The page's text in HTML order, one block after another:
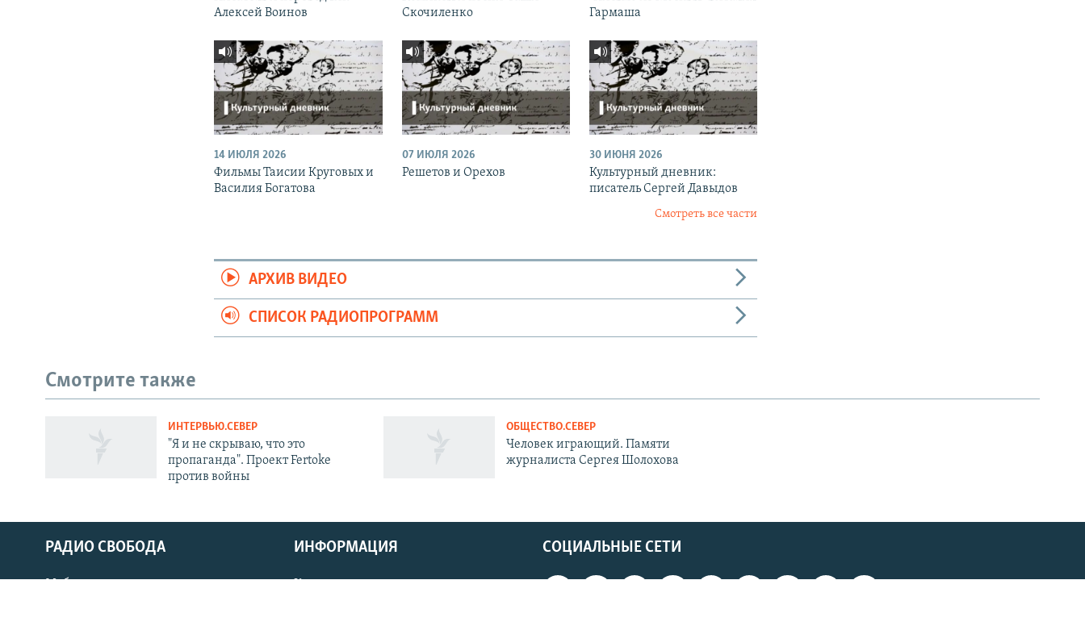
Все сайты РСЕ/РС
Алексей Воинов
Скочиленко
Гармаша
14 ИЮЛЯ 2026
Фильмы Таисии Круговых и
Василия Богатова
07 ИЮЛЯ 2026
Решетов и Орехов
30 ИЮНЯ 2026
Культурный дневник:
писатель Сергей Давыдов
Смотреть все части
АРХИВ ВИДЕО
СПИСОК РАДИОПРОГРАММ
Смотрите также
ИНТЕРВЬЮ.СЕВЕР
"Я и не скрываю, что это
пропаганда". Проект Fertoke
против войны
ОБЩЕСТВО.СЕВЕР
Человек играющий. Памяти
журналиста Сергея Шолохова
СОЦИАЛЬНЫЕ СЕТИ
РАДИО СВОБОДА
Мобильное приложение
ИНФОРМАЦИЯ
Как слушать